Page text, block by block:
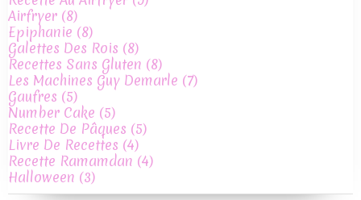
Airfryer (8)
Epiphanie (8)
Galettes Des Rois (8)
Recettes Sans Gluten (8)
Les Machines Guy Demarle (7)
Gaufres (5)
Number Cake (5)
Recette De Pâques (5)
Livre De Recettes (4)
Recette Ramamdan (4)
Halloween (3)